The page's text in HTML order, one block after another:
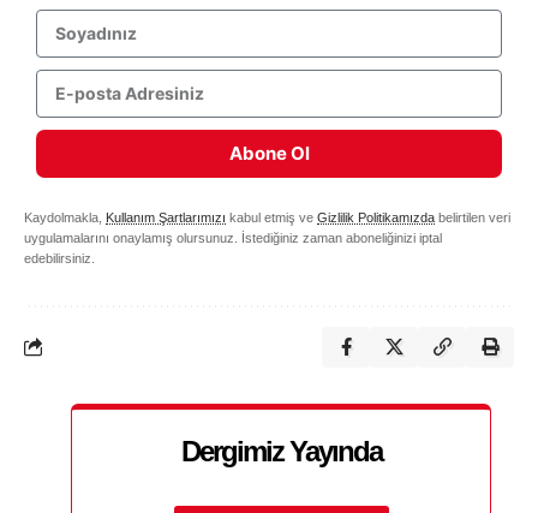
Abone Ol
Kaydolmakla, Kullanım Şartlarımızı kabul etmiş ve Gizlilik Politikamızda belirtilen veri
uygulamalarını onaylamış olursunuz. İstediğiniz zaman aboneliğinizi iptal
edebilirsiniz.
Dergimiz Yayında